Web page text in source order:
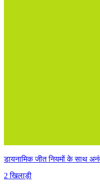
डायनामिक जीत नियमों के साथ
2 खिलाड़ी